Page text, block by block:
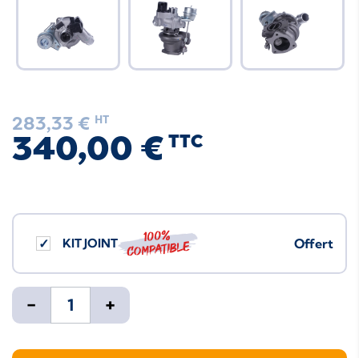
283,33 € HT
340,00 € TTC
KIT JOINT 100%
compatible Offert
- +